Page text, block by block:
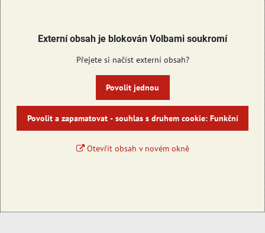
Externí obsah je blokován Volbami soukromí
Přejete si načíst externí obsah?
Povolit jednou
Povolit a zapamatovat - souhlas s druhem cookie: Funkční
Otevřít obsah v novém okně